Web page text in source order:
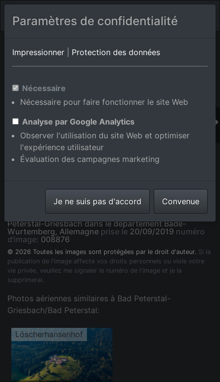
Album de lieux Bad Peterstal-Griesbach/Bad Peterstal
Bade-Wurtemberg,Allemagne
Ajouter au panier int.
Löscherhansenhof à le quartier Bad Peterstal in Bad
Peterstal-Griesbach dans le département Bade-
Wurtemberg, Allemagne prise le 20/09/2019 numéro
d'image: 008876
© 2026 Toutes les images sont protégées par le droit d'auteur. Si la
publication de l'image affecte vos droits personnels ou viole votre
vie privée, veuillez me signaler le numéro de l'image et je la
supprimerai.
Photos aériennes similaires à Bad Peterstal-
Griesbach/Bad Peterstal:
Löscherhansenhof
Paramètres de confidentialité
Impressionner Protection des données
Nécessaire
Nécessaire pour faire fonctionner le site Web
Analyse par Google Analytics
Observer l'utilisation du site Web et optimiser
l'expérience utilisateur
Évaluation des campagnes marketing
Je ne suis pas d'accord Convenue